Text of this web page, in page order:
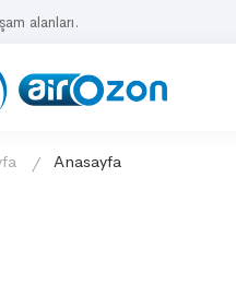
alanları.
Anasayfa